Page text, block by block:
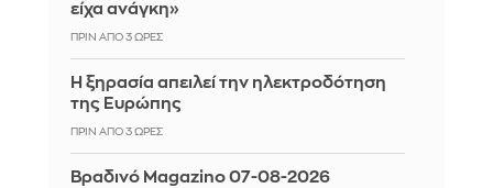
είχα ανάγκη»
ΠΡΙΝ ΑΠΌ 3 ΏΡΕΣ
Η ξηρασία απειλεί την ηλεκτροδότηση
της Ευρώπης
ΠΡΙΝ ΑΠΌ 3 ΏΡΕΣ
Βραδινό Magazino 07-08-2026